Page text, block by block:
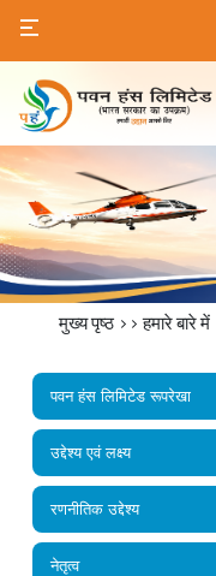
मुख्य पृष्ठ >>हमारे बारे में
पवन हंस लिमिटेड रूपरेखा
उद्देश्य एवं लक्ष्य
रणनीतिक उद्देश्य
नेतृत्व